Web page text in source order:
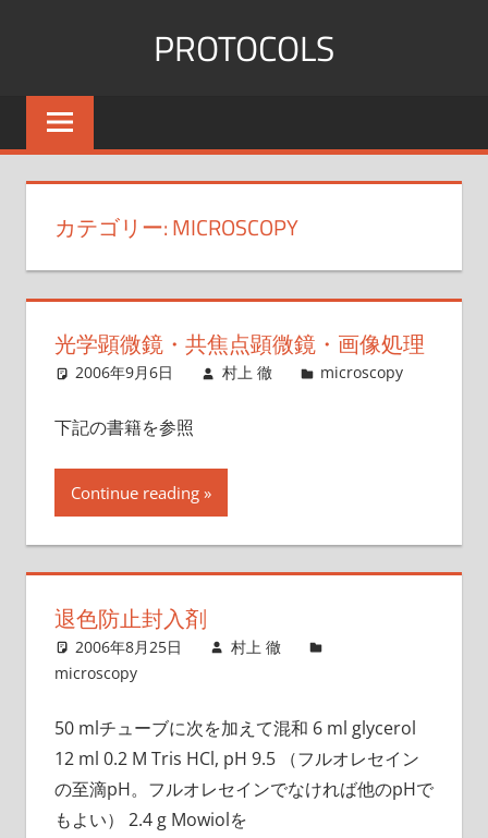
PROTOCOLS
群
医
カテゴリー:MICROSCOPY
光学顕微鏡・共焦点顕微鏡・画像処理
2006年9月6日 村上 徹 microscopy
下記の書籍を参照
Continue reading
退色防止封入剤
2006年8月25日
村上 徹
microscopy
50 mlチューブに次を加えて混和 6 ml glycerol
12 ml 0.2 M Tris HCl, pH 9.5 （フルオレセイン
の至滴pH。フルオレセインでなければ他のpHで
もよい） 2.4 g Mowiolを